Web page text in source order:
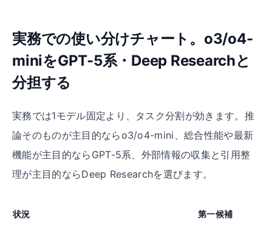
実務での使い分けチャート。o3/o4-
miniをGPT-5系・Deep Researchと
分担する
実務では1モデル固定より、タスク分割が効きます。推
論そのものが主目的ならo3/o4-mini、総合性能や最新
機能が主目的ならGPT-5系、外部情報の収集と引用整
理が主目的ならDeep Researchを選びます。
状況 第一候補